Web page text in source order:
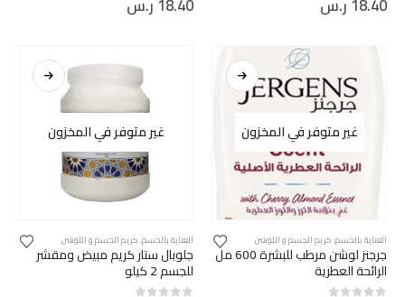
غير متوفر في المخزون
العناية بالجسم,كريم الجسم و اللوشن
جرجنز لوشن مرطب للبشرة 600 مل
الرائحة العطرية
غير متوفر في المخزون
العناية بالجسم,كريم الجسم و اللوشن
جلوبال ستار كريم مبيض ومقشر
للجسم 2 كيلو